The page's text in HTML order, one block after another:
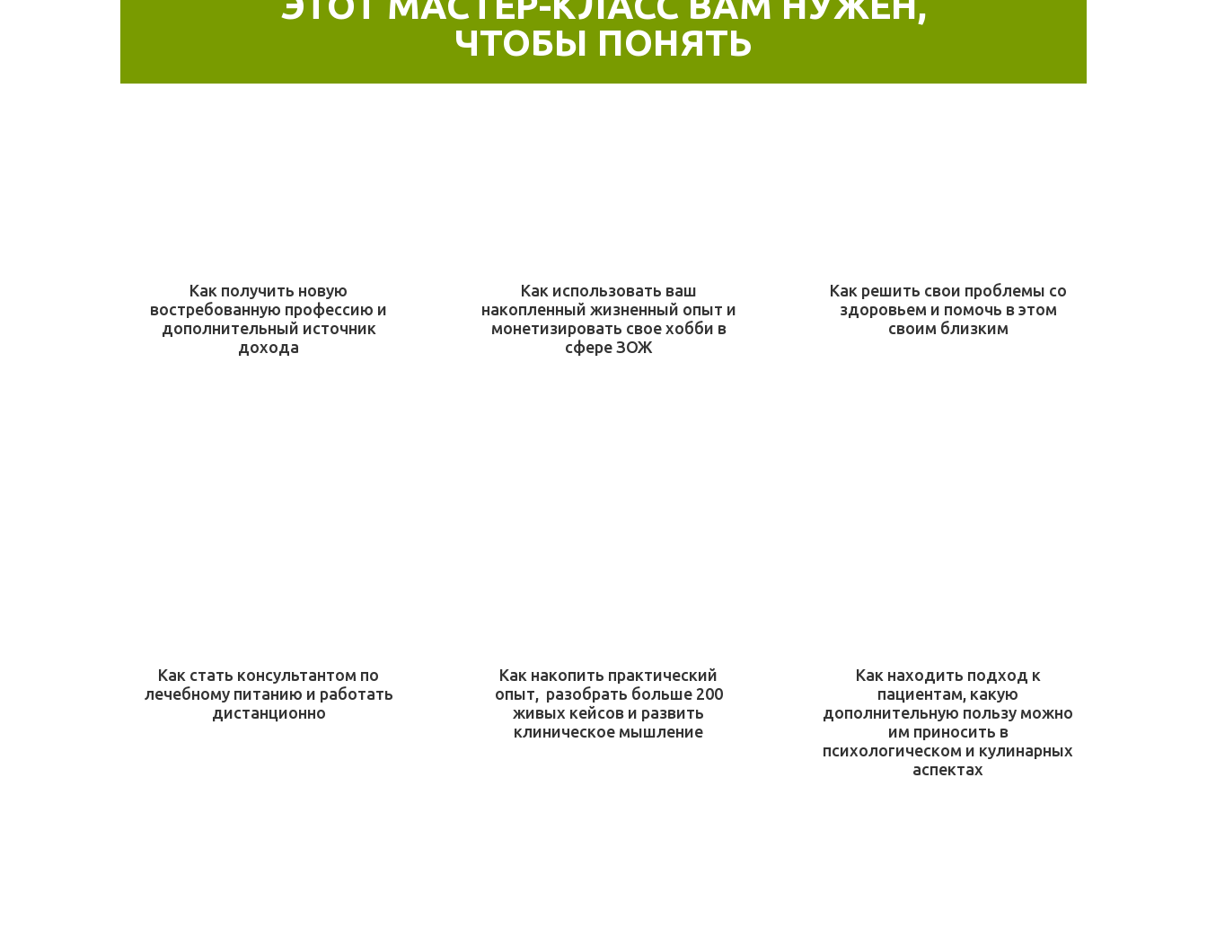
ЧТОБЫ ПОНЯТЬ
Как получить новую
востребованную профессию и
дополнительный источник
дохода
Как использовать ваш
накопленный жизненный опыт и
монетизировать свое хобби в
сфере ЗОЖ
Как решить свои проблемы со
здоровьем и помочь в этом
своим близким
Как стать консультантом по
лечебному питанию и работать
дистанционно
Как накопить практический
опыт, разобрать больше 200
живых кейсов и развить
клиническое мышление
Как находить подход к
пациентам, какую
дополнительную пользу можно
им приносить в
психологическом и кулинарных
аспектах